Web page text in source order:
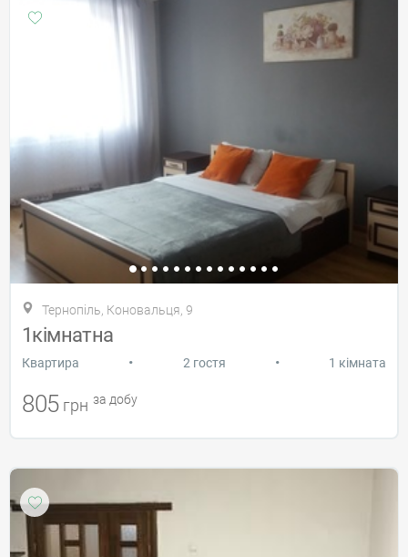
Тернопіль, Коновальця, 9
1кімнатна
Квартира • 2 гостя • 1 кімната
805 грн за добу